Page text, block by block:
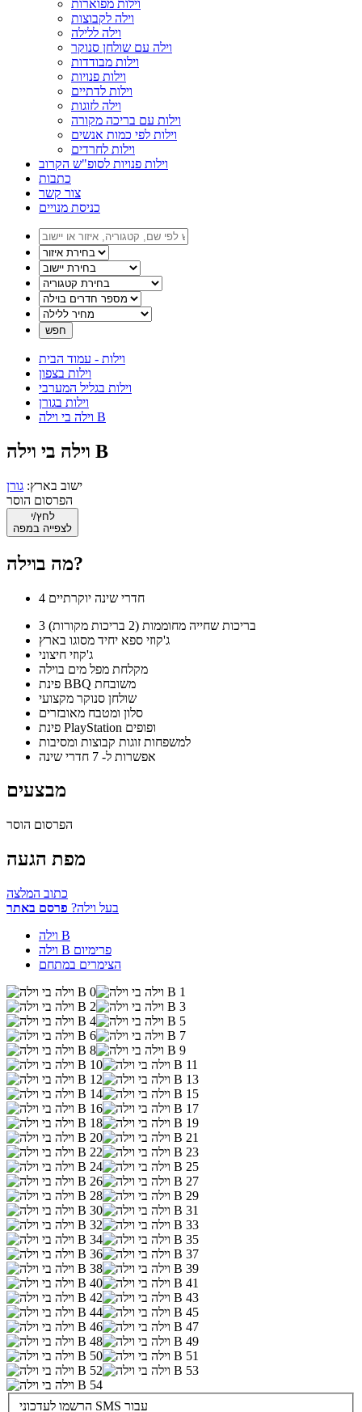
וילות מפוארות
וילה לקבוצות
וילה ללילה
וילה עם שולחן סנוקר
וילות מבודדות
וילות פנויות
וילות לדתיים
וילה לזוגות
וילות עם בריכה מקורה
וילות לפי כמות אנשים
וילות לחרדים
וילות פנויות לסופ"ש הקרוב
כתבות
צור קשר
כניסת מנויים
וילות - עמוד הבית
וילות בצפון
וילות בגליל המערבי
וילות בגורן
וילה בי וילה B
וילה בי וילה B
ישוב בארץ: גורן
הפרסום הוסר
לחץ/י
לצפייה במפה
מה בוילה?
4 חדרי שינה יוקרתיים
3 בריכות שחייה מחוממות (2 בריכות מקורות)
ג'קוזי ספא יחיד מסוגו בארץ
ג'קוזי חיצוני
מקלחת מפל מים בוילה
פינת BBQ משובחת
שולחן סנוקר מקצועי
סלון ומטבח מאובזרים
פינת PlayStation ופופים
למשפחות זוגות קבוצות ומסיבות
אפשרות ל- 7 חדרי שינה
מבצעים
הפרסום הוסר
מפת הגעה
כתוב המלצה
בעל וילה? פרסם באתר
וילה B
וילה B פרימיום
הצימרים במתחם
הרשמו לעדכוני SMS עבור